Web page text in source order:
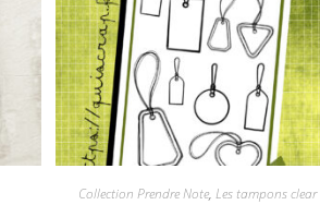
Collection Prendre Note,Les tampons clear